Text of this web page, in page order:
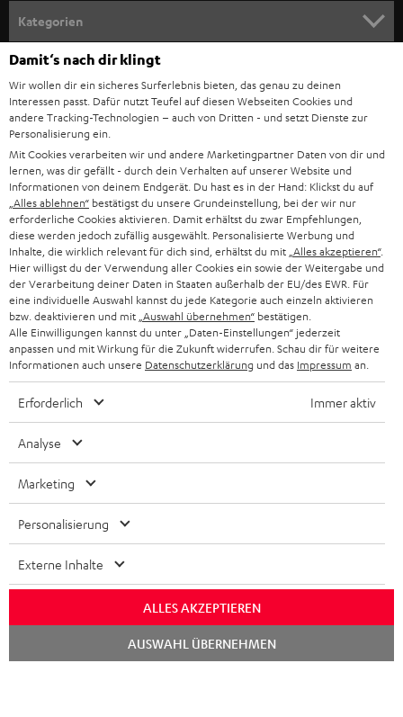
n
m
e
l
d
u
n
g
Kategorien
HEIMKINO
HEIMKINO-KOMPLETTANLAGEN
SOUNDBARS
STEREO
SMART HOME
BLUETOOTH-LAUTSPRECHER
KOPFHÖRER
BLUETOOTH-KOPFHÖRER
STEREOANLAGEN
Unternehmen
SUPPORT
KARRIERE
PRESSE & MARKETING
GESCHÄFTSKUNDEN
PARTNERPROGRAMM
BLOG
NEWSLETTER
DEINE VORTEILE BEI TEUFEL
TEUFEL STORY
UNSER MANAGEMENT
NACHHALTIGKEIT
UNSERE WERTE
BILDUNGSRABATT
BARRIEREFREIHEIT
Teufel Onlineshops
DEUTSCHLAND
ÖSTERREICH
SCHWEIZ
NIEDERLANDE
FRANKREICH
SPANIEN
Technische Änderungen, Tippfehler und Irrtum vorbehalten. Das auf unseren
Fotos abgebildete Zubehör ist nicht im Lieferumfang enthalten. Etwaige
Entsorgungsgebühren für Batterien sind im Preis inbegriffen.
Impressum AGB Datenschutz Daten-Einstellungen
EU Data Act
Damit‘s nach dir klingt
Wir wollen dir ein sicheres Surferlebnis bieten, das genau zu deinen
Interessen passt. Dafür nutzt Teufel auf diesen Webseiten Cookies und
andere Tracking-Technologien – auch von Dritten - und setzt Dienste zur
Personalisierung ein.
Mit Cookies verarbeiten wir und andere Marketingpartner Daten von dir und
lernen, was dir gefällt - durch dein Verhalten auf unserer Website und
Informationen von deinem Endgerät. Du hast es in der Hand: Klickst du auf
„Alles ablehnen“ bestätigst du unsere Grundeinstellung, bei der wir nur
erforderliche Cookies aktivieren. Damit erhältst du zwar Empfehlungen,
diese werden jedoch zufällig ausgewählt. Personalisierte Werbung und
Inhalte, die wirklich relevant für dich sind, erhältst du mit „Alles akzeptieren“.
Hier willigst du der Verwendung aller Cookies ein sowie der Weitergabe und
der Verarbeitung deiner Daten in Staaten außerhalb der EU/des EWR. Für
eine individuelle Auswahl kannst du jede Kategorie auch einzeln aktivieren
bzw. deaktivieren und mit „Auswahl übernehmen“ bestätigen.
Alle Einwilligungen kannst du unter „Daten-Einstellungen“ jederzeit
anpassen und mit Wirkung für die Zukunft widerrufen. Schau dir für weitere
Informationen auch unsere Datenschutzerklärung und das Impressum an.
Erforderlich Immer aktiv
Analyse
Marketing
Personalisierung
Externe Inhalte
ALLES AKZEPTIEREN
AUSWAHL ÜBERNEHMEN